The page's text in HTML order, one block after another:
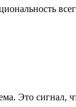
Это сигнал,